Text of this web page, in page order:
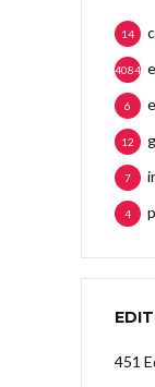
14
4084
6
12
7
4
451